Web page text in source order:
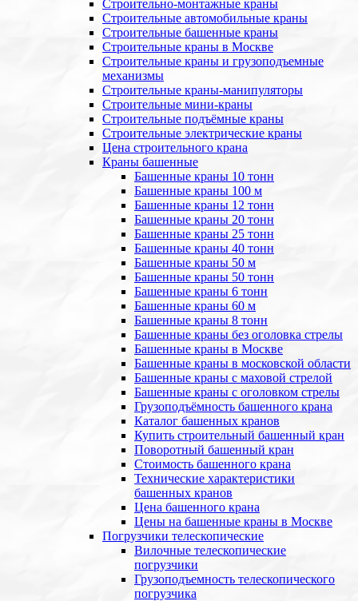
Строительно-монтажные краны
Строительные автомобильные краны
Строительные башенные краны
Строительные краны в Москве
Строительные краны и грузоподъемные
механизмы
Строительные краны-манипуляторы
Строительные мини-краны
Строительные подъёмные краны
Строительные электрические краны
Цена строительного крана
Краны башенные
Башенные краны 10 тонн
Башенные краны 100 м
Башенные краны 12 тонн
Башенные краны 20 тонн
Башенные краны 25 тонн
Башенные краны 40 тонн
Башенные краны 50 м
Башенные краны 50 тонн
Башенные краны 6 тонн
Башенные краны 60 м
Башенные краны 8 тонн
Башенные краны без оголовка стрелы
Башенные краны в Москве
Башенные краны в московской области
Башенные краны с маховой стрелой
Башенные краны с оголовком стрелы
Грузоподъёмность башенного крана
Каталог башенных кранов
Купить строительный башенный кран
Поворотный башенный кран
Стоимость башенного крана
Технические характеристики
башенных кранов
Цена башенного крана
Цены на башенные краны в Москве
Погрузчики телескопические
Вилочные телескопические
погрузчики
Грузоподъемность телескопического
погрузчика